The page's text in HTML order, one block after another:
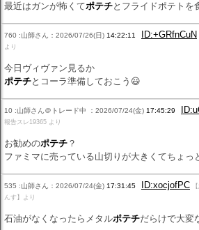
最近はガンが怖くてポテチとフライドポテトを
760 :山師さん：2026/07/26(日) 14:22:11 ID:+GRfnCuN
より
今日ヴィヴァン見るか
ポテチとコーラ準備しておこう😃
10 :山師さん＠トレード中 ：2026/07/24(金) 17:45:29
報告スレ19365 より
お勧めのポテチ ？
ファミマに売っている山切りが大きくてちょっ
535 :山師さん：2026/07/24(金) 17:31:45 ID:xocjofPC
んす】より
石油がなくなったらメタルポテチだらけで大変